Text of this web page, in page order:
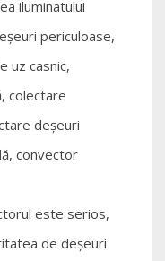
iluminatului
periculoase,
uz casnic,
colectare
deșeuri
convector
este serios,
de deșeuri